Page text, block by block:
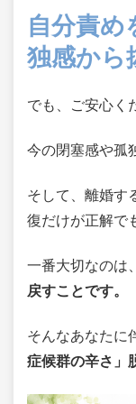
自分責め
独感から
でも、ご安心く
今の閉塞感や孤
そして、離婚す
復だけが正解で
一番大切なのは、
戻すことです。
そんなあなたに
症候群の辛さ」